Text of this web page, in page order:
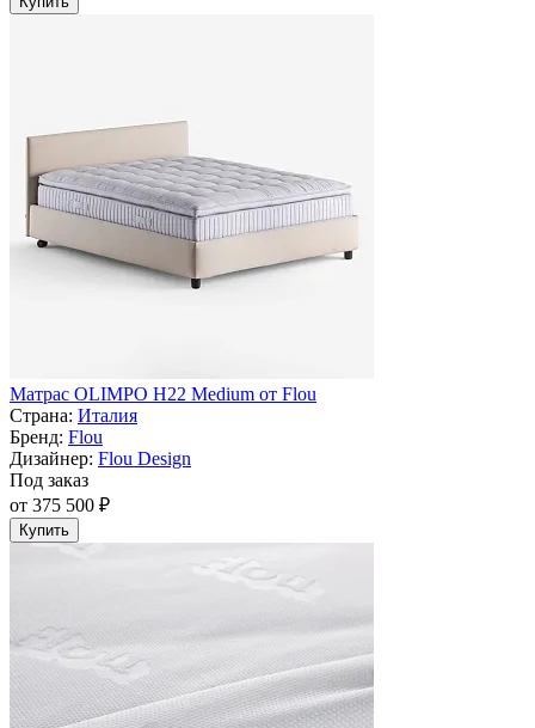
Матрас OLIMPO H22 Medium от Flou
Страна: Италия
Бренд: Flou
Дизайнер: Flou Design
Под заказ
от 375 500 ₽
Купить